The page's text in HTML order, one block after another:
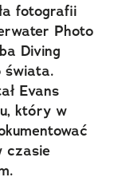
fotografii
Photo
Diving
świata.
Evans
który w
czasie